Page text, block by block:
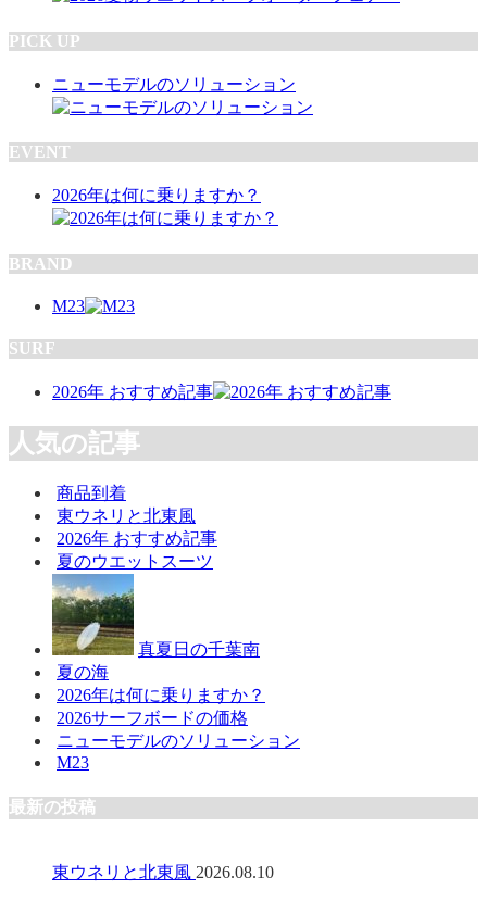
PICK UP
ニューモデルのソリューション
EVENT
2026年は何に乗りますか？
BRAND
M23
SURF
2026年 おすすめ記事
人気の記事
商品到着
東ウネリと北東風
2026年 おすすめ記事
夏のウエットスーツ
真夏日の千葉南
夏の海
2026年は何に乗りますか？
2026サーフボードの価格
ニューモデルのソリューション
M23
最新の投稿
東ウネリと北東風 2026.08.10